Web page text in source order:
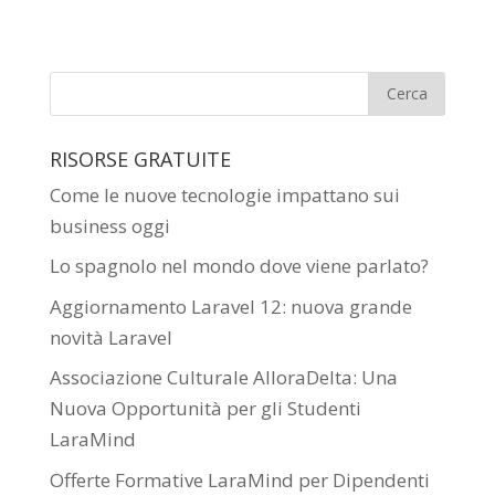
RISORSE GRATUITE
Come le nuove tecnologie impattano sui
business oggi
Lo spagnolo nel mondo dove viene parlato?
Aggiornamento Laravel 12: nuova grande
novità Laravel
Associazione Culturale AlloraDelta: Una
Nuova Opportunità per gli Studenti
LaraMind
Offerte Formative LaraMind per Dipendenti